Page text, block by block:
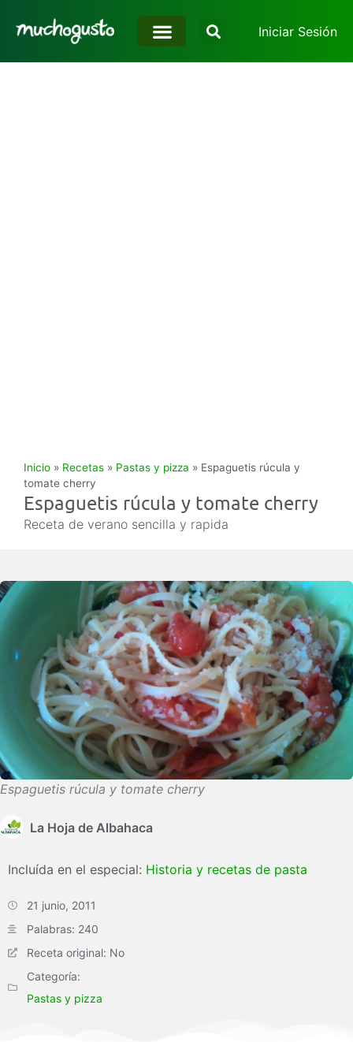
Iniciar Sesión
Inicio » Recetas » Pastas y pizza » Espaguetis rúcula y
tomate cherry
Espaguetis rúcula y tomate cherry
Receta de verano sencilla y rapida
Espaguetis rúcula y tomate cherry
La Hoja de Albahaca
Incluída en el especial: Historia y recetas de pasta
21 junio, 2011
Palabras: 240
Receta original: No
Categoría:
Pastas y pizza